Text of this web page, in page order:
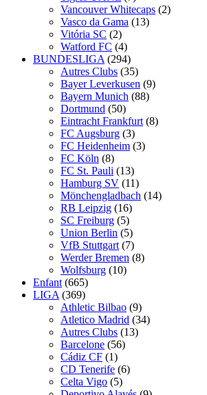
Vancouver Whitecaps (2)
Vasco da Gama (13)
Vitória SC (2)
Watford FC (4)
BUNDESLIGA (294)
Autres Clubs (35)
Bayer Leverkusen (9)
Bayern Munich (88)
Dortmund (50)
Eintracht Frankfurt (8)
FC Augsburg (3)
FC Heidenheim (3)
FC Köln (8)
FC St. Pauli (13)
Hamburg SV (11)
Mönchengladbach (14)
RB Leipzig (16)
SC Freiburg (5)
Union Berlin (5)
VfB Stuttgart (7)
Werder Bremen (8)
Wolfsburg (10)
Enfant (665)
LIGA (369)
Athletic Bilbao (9)
Atletico Madrid (34)
Autres Clubs (13)
Barcelone (56)
Cádiz CF (1)
CD Tenerife (6)
Celta Vigo (5)